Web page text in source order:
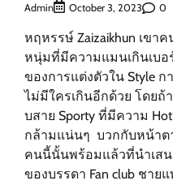
Admin October 3, 2023 0
หฤหรรษ์ Zaizaikhun เขา
หนุ่มที่มีความแมนเกินเบอ
ของการแต่งตัวใน Style ก
ไม่มีใครเกินอีกด้วย โดย
บสาย Sporty ที่มีความ
กล้ามแน่นๆ บวกกับหน้าต
คนนี้นั้นพร้อมแล้วที่นำเส
ของบรรดา Fan club ชาย